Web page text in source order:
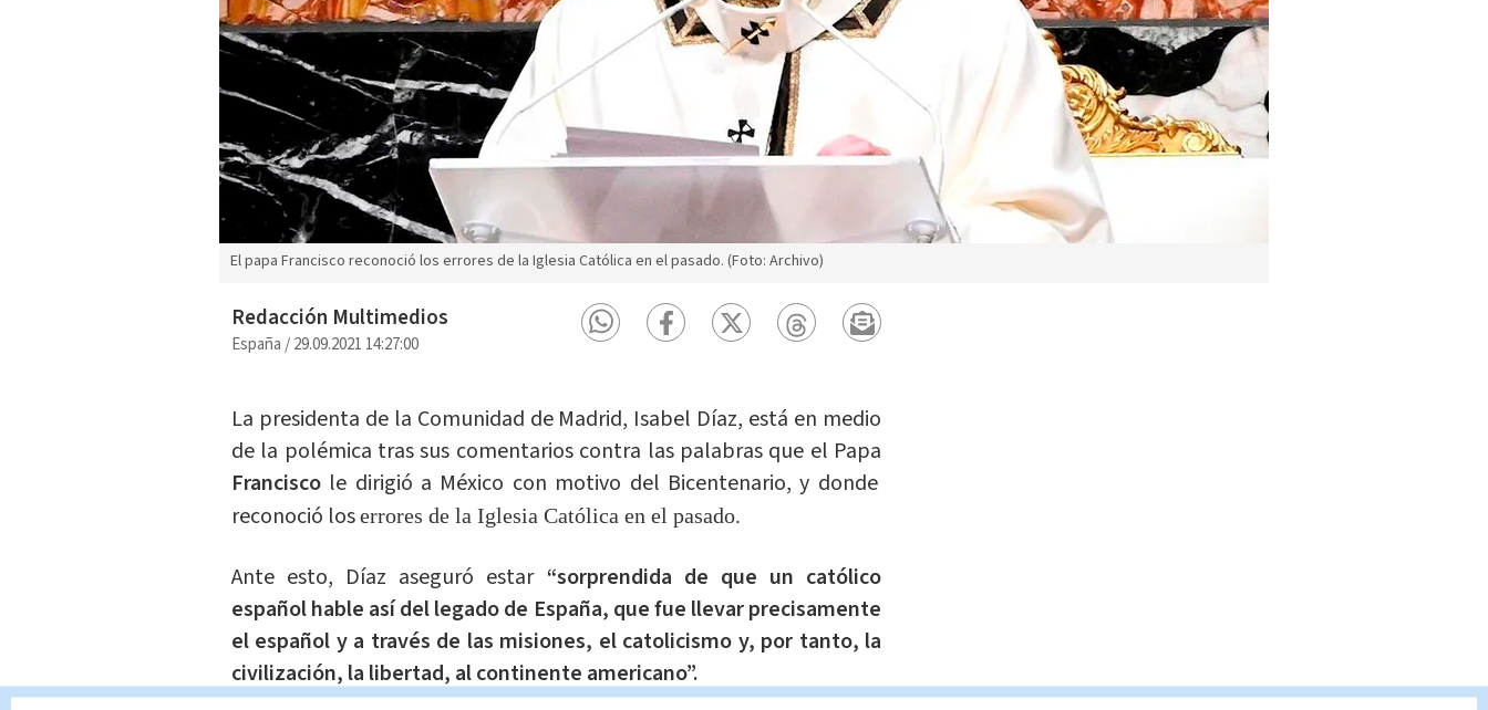
El papa Francisco reconoció los errores de la Iglesia Católica en el pasado. (Foto: Archivo)
Redacción Multimedios
España/29.09.2021 14:27:00
La presidenta de la Comunidad de Madrid, Isabel Díaz, está en medio
de la polémica tras sus comentarios contra las palabras que el Papa
Franciscole dirigió a México con motivo del Bicentenario, y donde
reconoció loserrores de la Iglesia Católica en el pasado.
Ante esto, Díaz aseguró estar“sorprendida de que un católico
español hable así del legado de España, que fue llevar precisamente
el español y a través de las misiones, el catolicismo y, por tanto, la
civilización, la libertad, al continente americano”.